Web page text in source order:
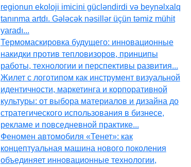
regionun ekoloji imicini gücləndirdi və beynəlxalq
tanınma artdı. Gələcək nəsillər üçün təmiz mühit
yaradı...
Термомаскировка будущего: инновационные
накидки против тепловизоров, принципы
работы, технологии и перспективы развития...
Жилет с логотипом как инструмент визуальной
идентичности, маркетинга и корпоративной
культуры: от выбора материалов и дизайна до
стратегического использования в бизнесе,
рекламе и повседневной практике...
Феномен автомобиля «Тенет»: как
концептуальная машина нового поколения
объединяет инновационные технологии,